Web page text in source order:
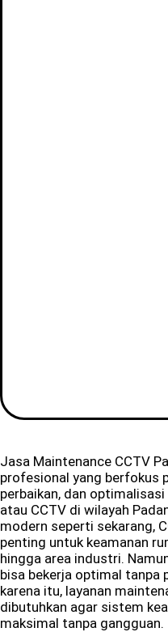
Jasa Maintenance CCTV
profesional yang berfokus
perbaikan, dan
atau CCTV di wilayah
modern seperti sekarang,
penting untuk keamanan
hingga area industri.
bisa bekerja optimal tanpa
karena itu, layanan
dibutuhkan agar sistem
maksimal tanpa gangguan.